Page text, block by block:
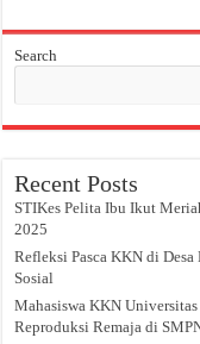
Search
Recent Posts
STIKes Pelita Ibu Ikut
2025
Refleksi Pasca KKN di Desa
Sosial
Mahasiswa KKN
Reproduksi Remaja di